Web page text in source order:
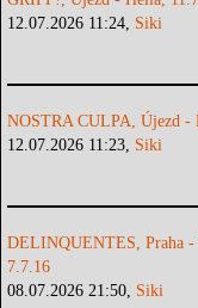
12.07.2026 11:24, Siki
NOSTRA CULPA, Újezd -
12.07.2026 11:23, Siki
DELINQUENTES, Praha -
7.7.16
08.07.2026 21:50, Siki